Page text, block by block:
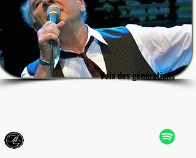
Voix des générations
Voix des générations